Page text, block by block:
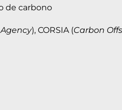
de carbono
), CORSIA (Carbon